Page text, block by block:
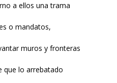
a ellos una trama
o mandatos,
muros y fronteras
que lo arrebatado